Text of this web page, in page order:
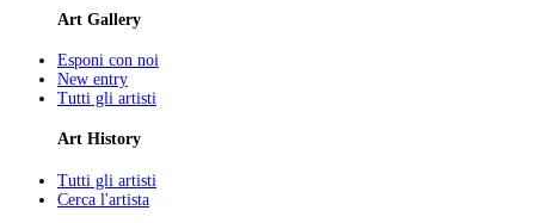
Art Gallery
Esponi con noi
New entry
Tutti gli artisti
Art History
Tutti gli artisti
Cerca l'artista